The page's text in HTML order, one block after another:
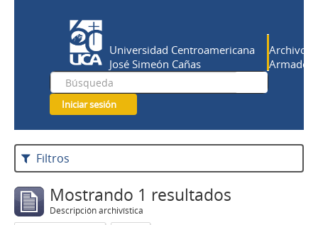
Universidad Centroamericana
José Simeón Cañas
Archivo
Armado
Iniciar sesión
Filtros
Mostrando 1 resultados
Descripción archivística